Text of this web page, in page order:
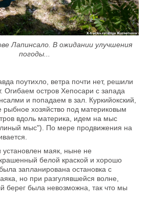
Лапинсало. В ожидании улучшения
погоды...
поутихло, ветра почти нет, решили
Огибаем остров Хепосари с запада
и попадаем в зал. Куркийокский,
рыбное хозяйство под материковым
вдоль материка, идем на мыс
мыс"). По мере продвижения на
маяк, ныне не
белой краской и хорошо
запланирована остановка с
но при разгулявшейся волне,
берег была невозможна, так что мы